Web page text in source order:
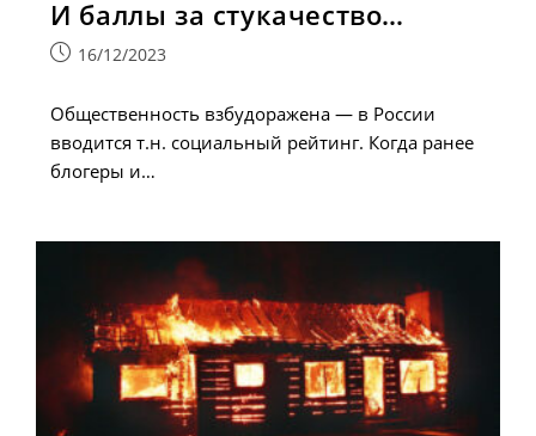
И баллы за стукачество…
Запись16/12/2023
Общественность взбудоражена — в России
вводится т.н. социальный рейтинг. Когда ранее
блогеры и…